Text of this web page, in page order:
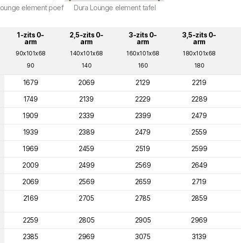
element poef Dura Lounge element tafel
1-zits 0-
arm
2,5-zits 0-
arm
3-zits 0-
arm
3,5-zits 0-
arm
90x101x68 140x101x68 160x101x68 180x101x68
90 140 160 180
1679 2069 2129 2219
1749 2139 2229 2289
1909 2339 2399 2479
1939 2389 2479 2559
1969 2459 2519 2599
2009 2499 2569 2649
2069 2569 2659 2719
2169 2705 2785 2859
2259 2805 2905 2969
2385 2969 3075 3139